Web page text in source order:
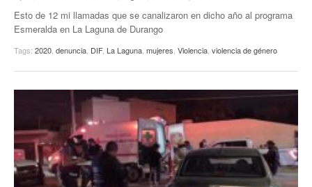
Esto de 12 mi llamadas que se canalizaron en dicho año al programa
Esmeralda en La Laguna de Durango
Tags: 2020 denuncia DIF, La Laguna mujeres Violencia violencia de género